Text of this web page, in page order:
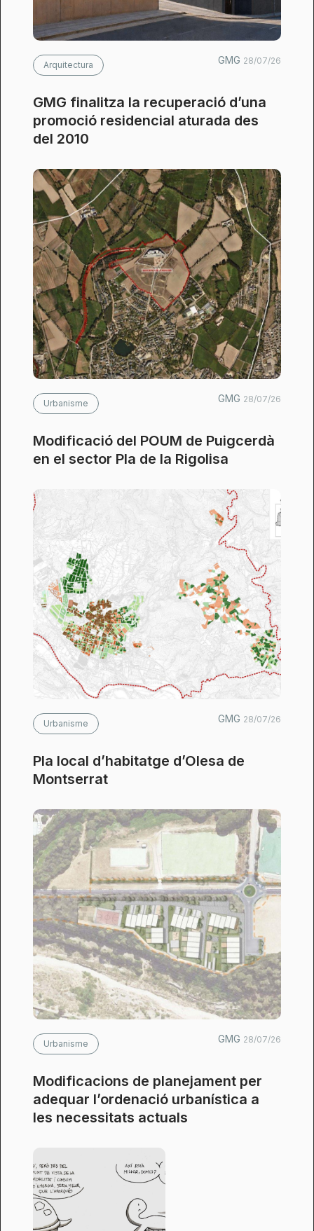
Arquitectura GMG 28/07/26
GMG finalitza la recuperació d’una
promoció residencial aturada des
del 2010
Urbanisme GMG 28/07/26
Modificació del POUM de Puigcerdà
en el sector Pla de la Rigolisa
Urbanisme GMG 28/07/26
Pla local d’habitatge d’Olesa de
Montserrat
Urbanisme GMG 28/07/26
Modificacions de planejament per
adequar l’ordenació urbanística a
les necessitats actuals